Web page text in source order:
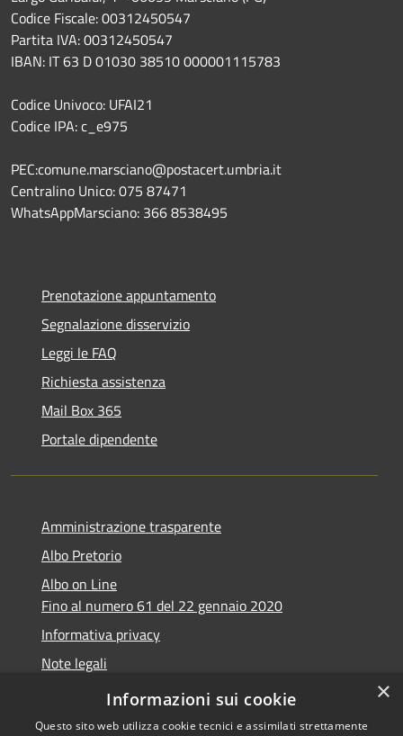
Codice Fiscale: 00312450547
Partita IVA: 00312450547
IBAN: IT 63 D 01030 38510 000001115783
Codice Univoco: UFAI21
Codice IPA: c_e975
PEC:comune.marsciano@postacert.umbria.it
Centralino Unico: 075 87471
WhatsAppMarsciano: 366 8538495
Prenotazione appuntamento
Segnalazione disservizio
Leggi le FAQ
Richiesta assistenza
Mail Box 365
Portale dipendente
Amministrazione trasparente
Albo Pretorio
Albo on Line
Fino al numero 61 del 22 gennaio 2020
Informativa privacy
Note legali
Dichiarazione di accessibilità
×
Informazioni sui cookie
Questo sito web utilizza cookie tecnici e assimilati strettamente